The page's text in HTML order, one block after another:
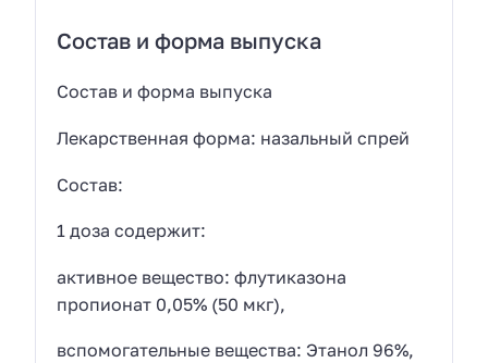
Состав и форма выпуска
Состав и форма выпуска
Лекарственная форма: назальный спрей
Состав:
1 доза содержит:
активное вещество: флутиказона
пропионат 0,05% (50 мкг),
вспомогательные вещества: Этанол 96%,